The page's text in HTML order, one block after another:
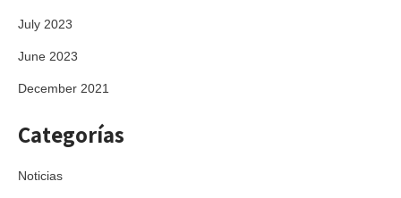
July 2023
June 2023
December 2021
Categorías
Noticias